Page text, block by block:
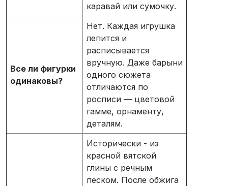
каравай или сумочку.
Все ли фигурки
одинаковы?
Нет. Каждая игрушка
лепится и
расписывается
вручную. Даже барыни
одного сюжета
отличаются по
росписи — цветовой
гамме, орнаменту,
деталям.
Исторически - из
красной вятской
глины с речным
песком. После обжига